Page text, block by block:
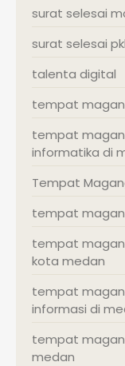
surat selesai
surat selesai pkl
talenta digital
tempat
tempat
informatika di
Tempat
tempat
tempat
kota medan
tempat
informasi di
tempat
medan